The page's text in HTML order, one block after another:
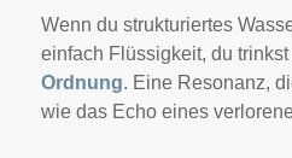
Wenn du strukturiertes
einfach Flüssigkeit, du
Ordnung. Eine Resonanz,
wie das Echo eines